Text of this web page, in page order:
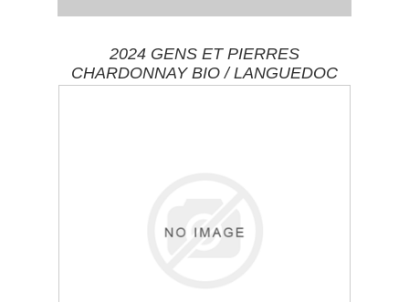
2024 GENS ET PIERRES
CHARDONNAY BIO / LANGUEDOC